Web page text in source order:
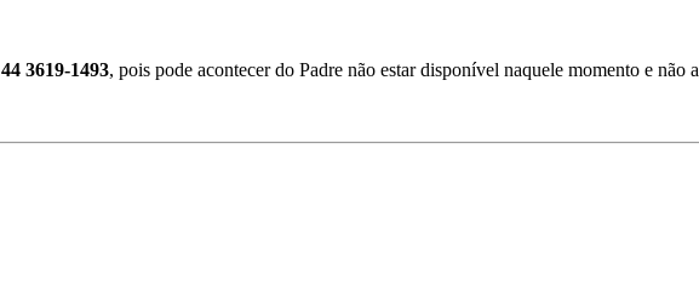
44 3619-1493, pois pode acontecer do Padre não estar disponível naquele momento e não